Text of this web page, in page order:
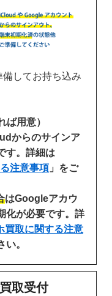
してお持ち込み
ば用意）
からのサインア
す。詳細は
注意事項 」をご
はGoogleアカウ
化が必要です。詳
取に関する注意
い。
取受付